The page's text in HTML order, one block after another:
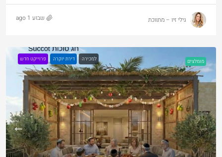
גילי זיו – מתווכת שבוע 1 ago
מומלצים למכירה דירת יוקרה פרוייקט חדש